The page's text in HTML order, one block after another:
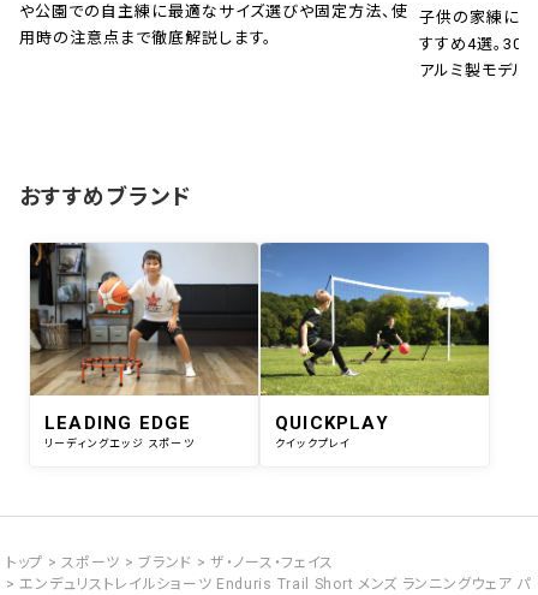
や公園での自主練に最適なサイズ選びや固定方法、使
用時の注意点まで徹底解説します。
子供の家練に！
すすめ4選。30
アルミ製モデル
おすすめブランド
LEADING EDGE
リーディングエッジ スポーツ
QUICKPLAY
クイックプレイ
トップ スポーツ ブランド
ザ・ノース・フェイス
エンデュリストレイルショーツ Enduris Trail Short メンズ ランニングウェア パ